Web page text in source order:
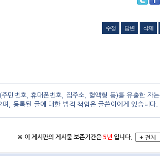
수정 답변 삭제
민번호, 휴대폰번호, 집주소, 혈액형 등)를 유출한 자는
, 등록된 글에 대한 법적 책임은 글쓴이에게 있습니다.
※ 이 게시판의 게시물 보존기간은 5년 입니다.